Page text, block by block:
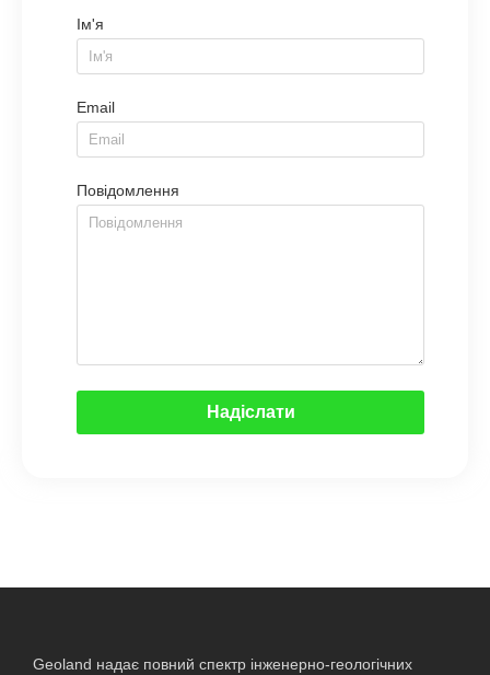
Ім'я
Email
Повідомлення
Надіслати
Geoland надає повний спектр інженерно-геологічних